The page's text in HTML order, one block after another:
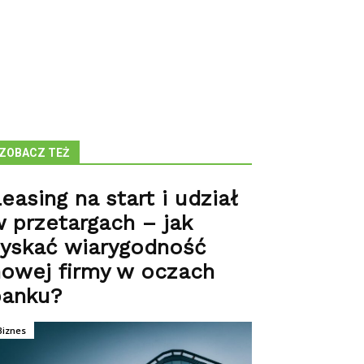
ZOBACZ TEŻ
na start i udział
przetargach – jak
wiarygodność
firmy w oczach